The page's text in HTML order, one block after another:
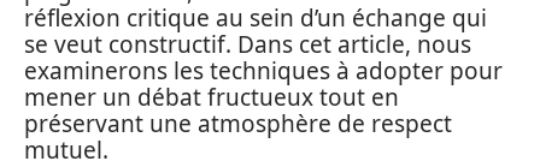
réflexion critique au sein d’un échange qui
se veut constructif. Dans cet article, nous
examinerons les techniques à adopter pour
mener un débat fructueux tout en
préservant une atmosphère de respect
mutuel.